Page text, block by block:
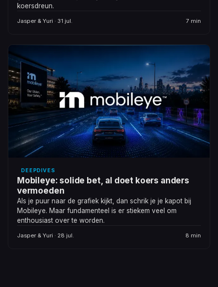
koersdreun.
Jasper & Yuri · 31 jul. 7 min
DEEPDIVES
Mobileye: solide bet, al doet koers anders
vermoeden
Als je puur naar de grafiek kijkt, dan schrik je je kapot bij
Mobileye. Maar fundamenteel is er stiekem veel om
enthousiast over te worden.
Jasper & Yuri · 28 jul. 8 min